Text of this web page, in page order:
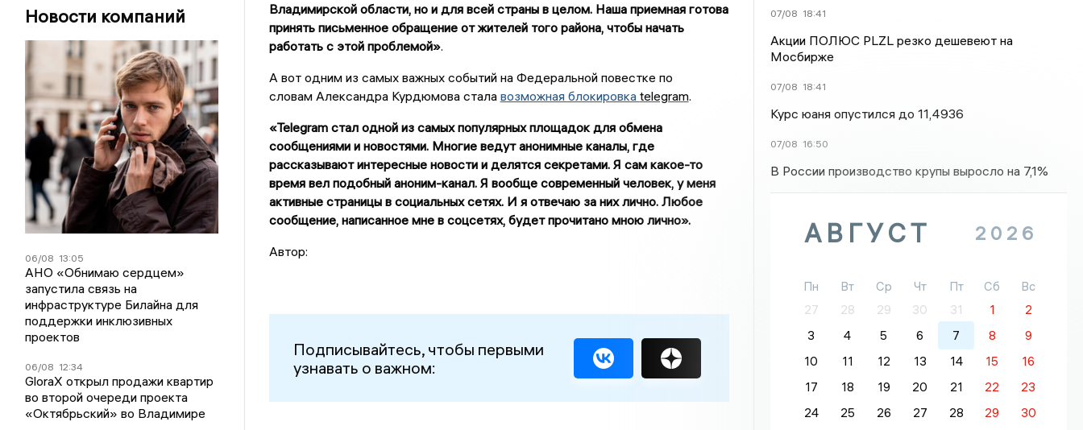
Новости компаний
06/08 13:05
АНО «Обнимаю сердцем»
запустила связь на
инфраструктуре Билайна для
поддержки инклюзивных
проектов
06/08 12:34
GloraX открыл продажи квартир
во второй очереди проекта
«Октябрьский» во Владимире
Владимирской области, но и для всей страны в целом. Наша приемная готова
принять письменное обращение от жителей того района, чтобы начать
работать с этой проблемой».
А вот одним из самых важных событий на Федеральной повестке по
словам Александра Курдюмова стала возможная блокировка telegram.
«Telegramстал одной из самых популярных площадок для обмена
сообщениями и новостями. Многие ведут анонимные каналы, где
рассказывают интересные новости и делятся секретами. Я сам какое-то
время вел подобный аноним-канал. Я вообще современный человек, у меня
активные страницы в социальных сетях. И я отвечаю за них лично. Любое
сообщение, написанное мне в соцсетях, будет прочитано мною лично».
Автор:
Подписывайтесь, чтобы первыми
узнавать о важном:
07/08 18:41
Акции ПОЛЮС PLZL резко дешевеют на
Мосбирже
07/08 18:41
Курс юаня опустился до 11,4936
07/08 16:50
В России производство крупы выросло на 7,1%
АВГУСТ 2026
Пн Вт Ср Чт Пт Сб
Вс
27
28 29 30 31 1
2
3
4 5 6 7 8
9
10
11 12 13 14 15
16
17
18 19 20 21 22
23
24
25 26 27 28 29
30